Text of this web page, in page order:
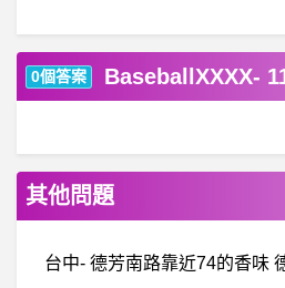
0個答案 BaseballXXXX-
其他問題
台中- 德芳南路靠近74的香味